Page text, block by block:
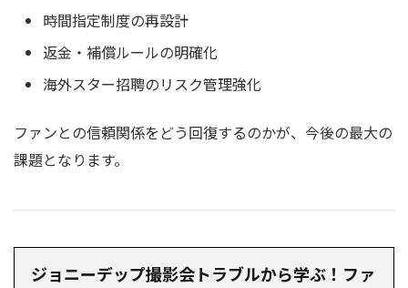
時間指定制度の再設計
返金・補償ルールの明確化
海外スター招聘のリスク管理強化
ファンとの信頼関係をどう回復するのかが、今後の最大の
課題となります。
ジョニーデップ撮影会トラブルから学ぶ！ファ